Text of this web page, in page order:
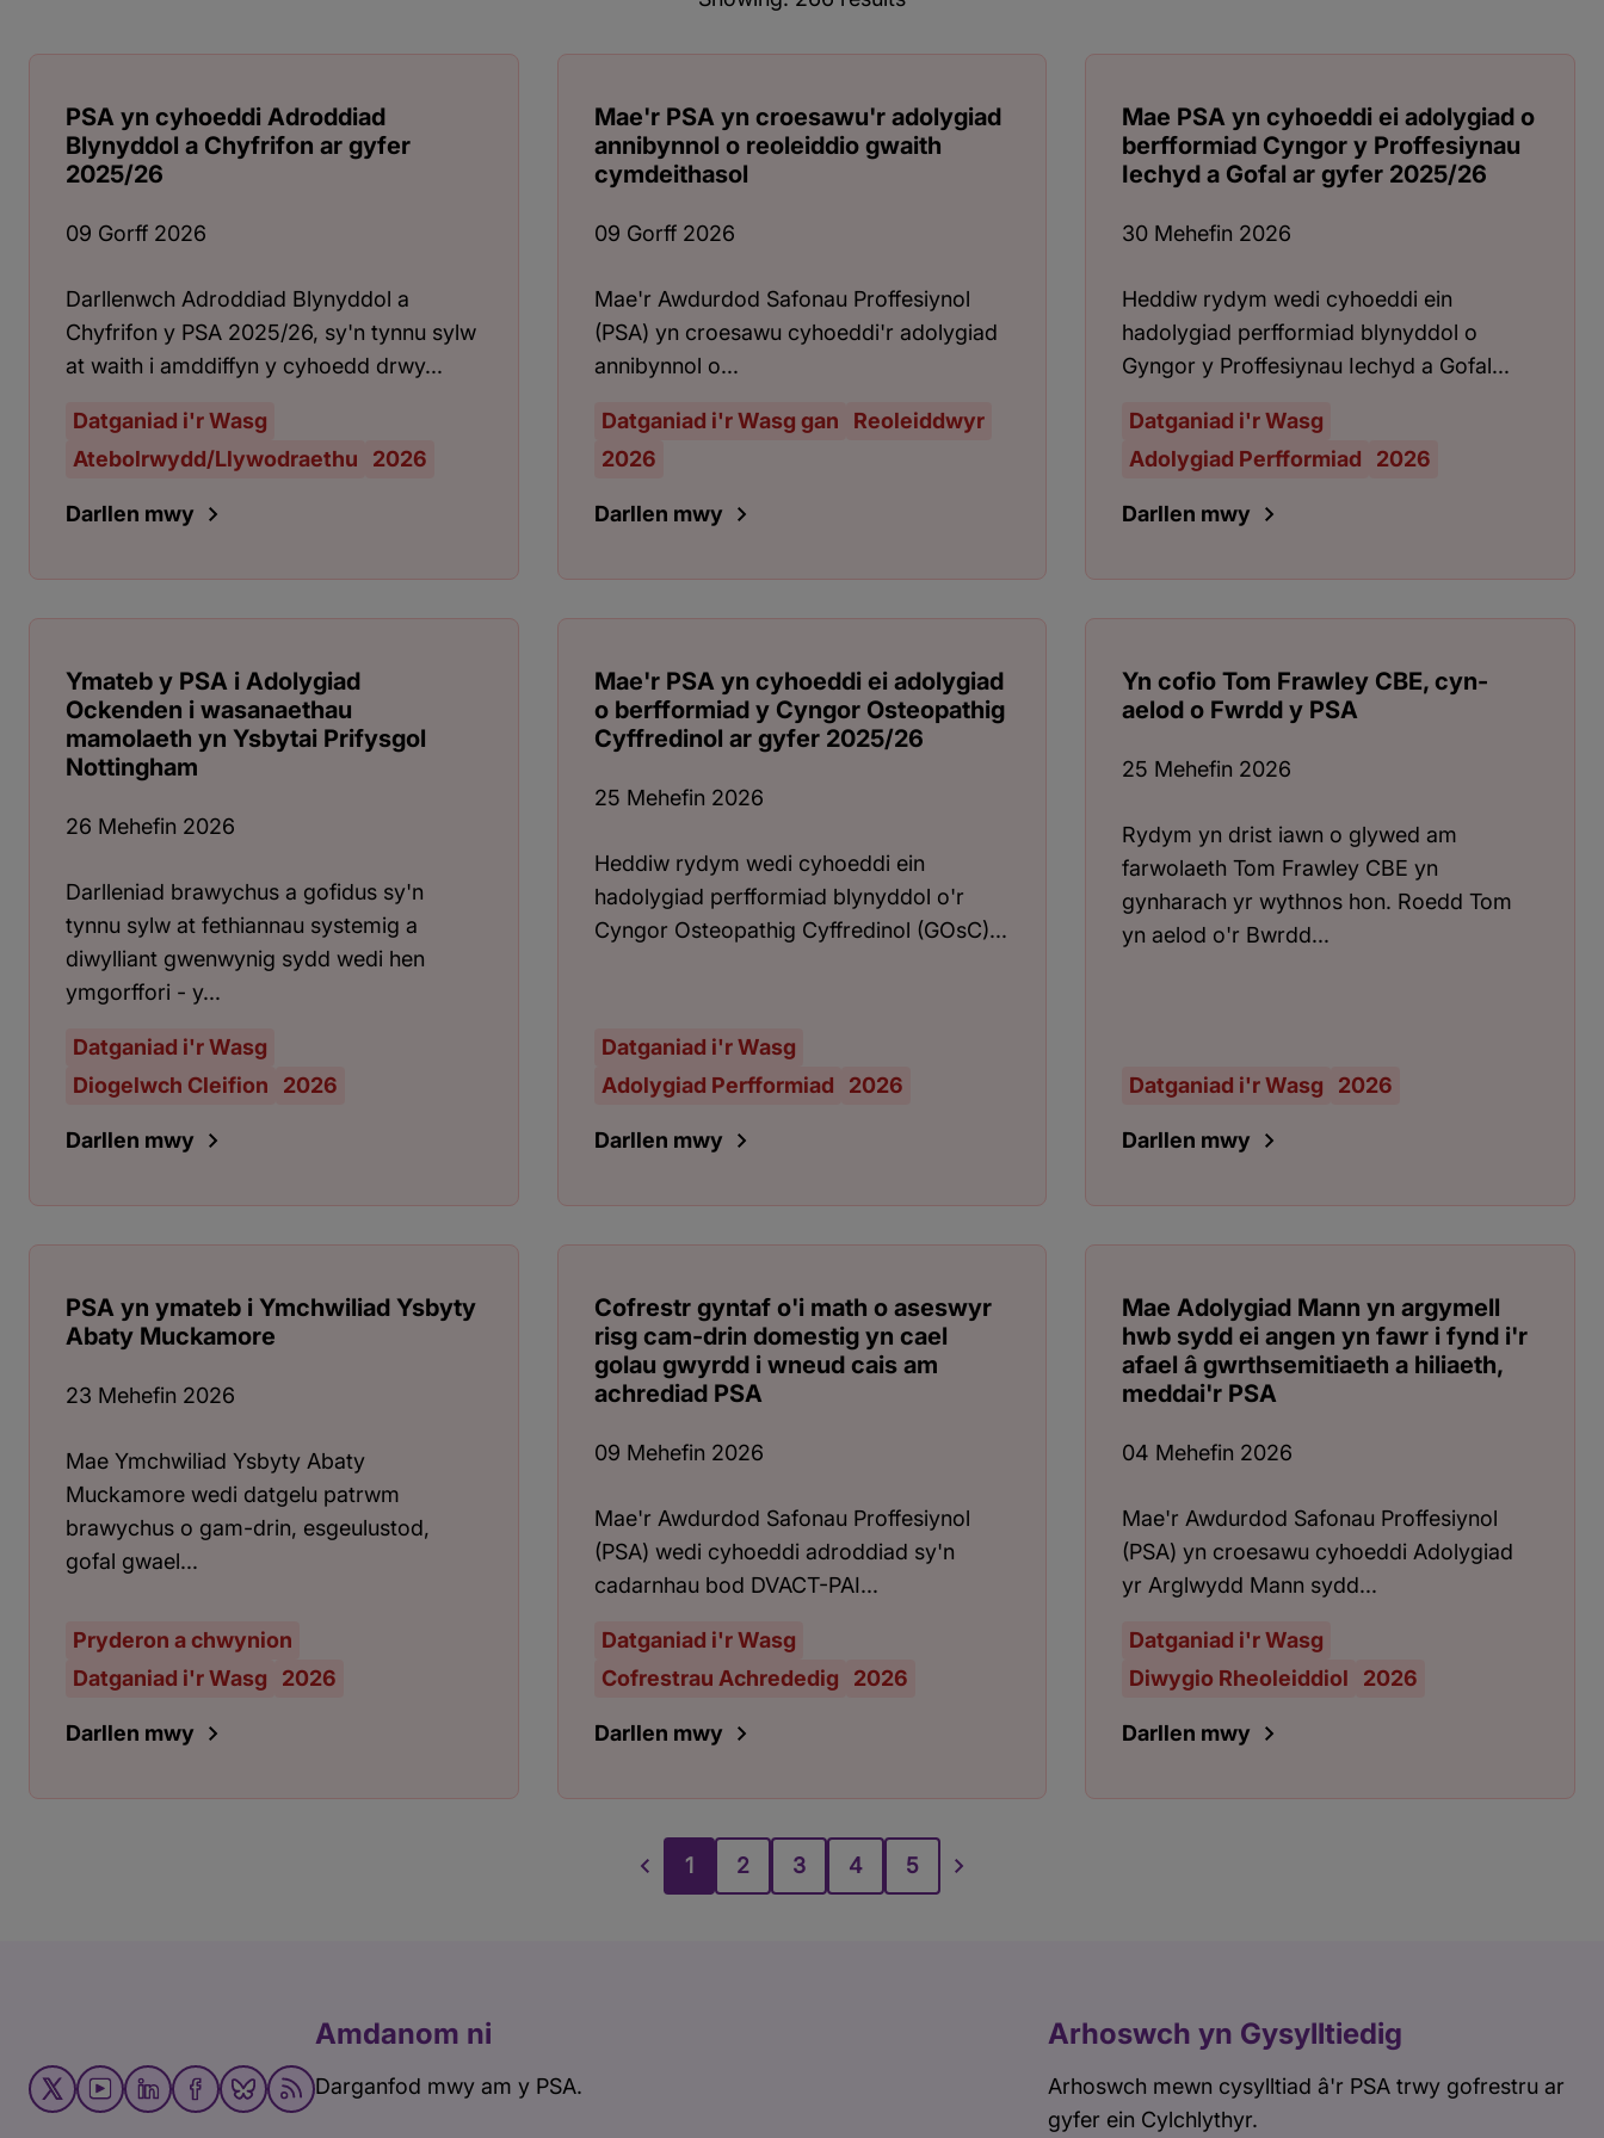
PSA yn cyhoeddi Adroddiad
Blynyddol a Chyfrifon ar gyfer
2025/26
09 Gorff 2026
Darllenwch Adroddiad Blynyddol a
Chyfrifon y PSA 2025/26, sy'n tynnu sylw
at waith i amddiffyn y cyhoedd drwy...
Datganiad i'r Wasg
Atebolrwydd/Llywodraethu
2026
Darllen mwy
Mae'r PSA yn croesawu'r adolygiad
annibynnol o reoleiddio gwaith
cymdeithasol
09 Gorff 2026
Mae'r Awdurdod Safonau Proffesiynol
(PSA) yn croesawu cyhoeddi'r adolygiad
annibynnol o...
Datganiad i'r Wasg gan
Reoleiddwyr
2026
Darllen mwy
Mae PSA yn cyhoeddi ei adolygiad o
berfformiad Cyngor y Proffesiynau
Iechyd a Gofal ar gyfer 2025/26
30 Mehefin 2026
Heddiw rydym wedi cyhoeddi ein
hadolygiad perfformiad blynyddol o
Gyngor y Proffesiynau Iechyd a Gofal...
Datganiad i'r Wasg
Adolygiad Perfformiad
2026
Darllen mwy
Ymateb y PSA i Adolygiad
Ockenden i wasanaethau
mamolaeth yn Ysbytai Prifysgol
Nottingham
26 Mehefin 2026
Darlleniad brawychus a gofidus sy'n
tynnu sylw at fethiannau systemig a
diwylliant gwenwynig sydd wedi hen
ymgorffori - y...
Datganiad i'r Wasg
Diogelwch Cleifion
2026
Darllen mwy
Mae'r PSA yn cyhoeddi ei adolygiad
o berfformiad y Cyngor Osteopathig
Cyffredinol ar gyfer 2025/26
25 Mehefin 2026
Heddiw rydym wedi cyhoeddi ein
hadolygiad perfformiad blynyddol o'r
Cyngor Osteopathig Cyffredinol (GOsC)...
Datganiad i'r Wasg
Adolygiad Perfformiad
2026
Darllen mwy
Yn cofio Tom Frawley CBE, cyn-
aelod o Fwrdd y PSA
25 Mehefin 2026
Rydym yn drist iawn o glywed am
farwolaeth Tom Frawley CBE yn
gynharach yr wythnos hon. Roedd Tom
yn aelod o'r Bwrdd...
Datganiad i'r Wasg 2026
Darllen mwy
PSA yn ymateb i Ymchwiliad Ysbyty
Abaty Muckamore
23 Mehefin 2026
Mae Ymchwiliad Ysbyty Abaty
Muckamore wedi datgelu patrwm
brawychus o gam-drin, esgeulustod,
gofal gwael...
Pryderon a chwynion
Datganiad i'r Wasg
2026
Darllen mwy
Cofrestr gyntaf o'i math o aseswyr
risg cam-drin domestig yn cael
golau gwyrdd i wneud cais am
achrediad PSA
09 Mehefin 2026
Mae'r Awdurdod Safonau Proffesiynol
(PSA) wedi cyhoeddi adroddiad sy'n
cadarnhau bod DVACT-PAI...
Datganiad i'r Wasg
Cofrestrau Achrededig
2026
Darllen mwy
Mae Adolygiad Mann yn argymell
hwb sydd ei angen yn fawr i fynd i'r
afael â gwrthsemitiaeth a hiliaeth,
meddai'r PSA
04 Mehefin 2026
Mae'r Awdurdod Safonau Proffesiynol
(PSA) yn croesawu cyhoeddi Adolygiad
yr Arglwydd Mann sydd...
Datganiad i'r Wasg
Diwygio Rheoleiddiol
2026
Darllen mwy
1 2 3 4 5
Amdanom ni
Darganfod mwy am y PSA.
Arhoswch yn Gysylltiedig
Arhoswch mewn cysylltiad â'r PSA trwy gofrestru ar
gyfer ein Cylchlythyr.